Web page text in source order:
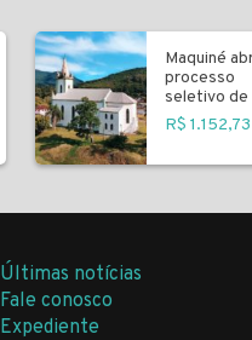
Maquiné
processo
seletivo de
R$ 1.152,73
Últimas notícias
Fale conosco
Expediente